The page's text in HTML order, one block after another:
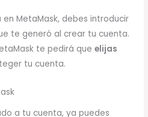
en MetaMask, debes introducir
te generó al crear tu cuenta.
te pedirá queelijas
tu cuenta.
a tu cuenta, ya puedes